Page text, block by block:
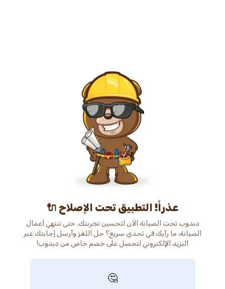
عذراً! التطبيق تحت الإصلاح 🔌
دبدوب تحت الصيانة الآن لتحسين تجربتك. حتى ننتهي أعمال
الصيانة، ما رأيك في تحدي سريع؟ حل اللغز وأرسل إجابتك عبر
البريد الإلكتروني لتحصل على خصم خاص من دبدوب!
🤔